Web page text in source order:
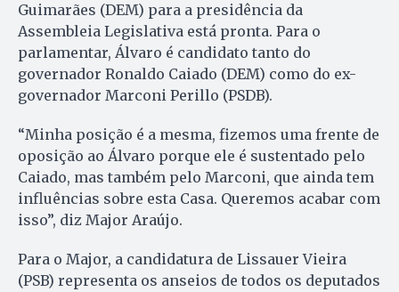
Guimarães (DEM) para a presidência da
Assembleia Legislativa está pronta. Para o
parlamentar, Álvaro é candidato tanto do
governador Ronaldo Caiado (DEM) como do ex-
governador Marconi Perillo (PSDB).
“Minha posição é a mesma, fizemos uma frente de
oposição ao Álvaro porque ele é sustentado pelo
Caiado, mas também pelo Marconi, que ainda tem
influências sobre esta Casa. Queremos acabar com
isso”, diz Major Araújo.
Para o Major, a candidatura de Lissauer Vieira
(PSB) representa os anseios de todos os deputados